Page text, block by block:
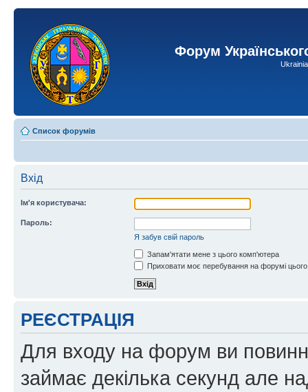
Форум
Список форумів
Вхід
Ім'я користувача:
Пароль:
Я забув свій пароль
Запам'ятати мене з цього комп'ютера
Приховати моє перебування на форумі
РЕЄСТРАЦІЯ
Для входу на форум ви
займає декілька секунд але